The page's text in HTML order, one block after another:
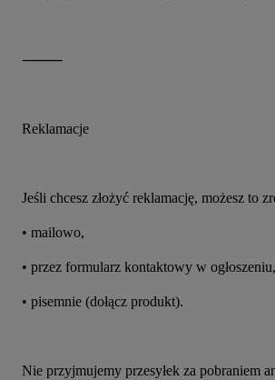
⸻
Reklamacje
Jeśli chcesz złożyć reklamację, możesz to
• mailowo,
• przez formularz kontaktowy w ogłoszeniu,
• pisemnie (dołącz produkt).
Nie przyjmujemy przesyłek za pobraniem